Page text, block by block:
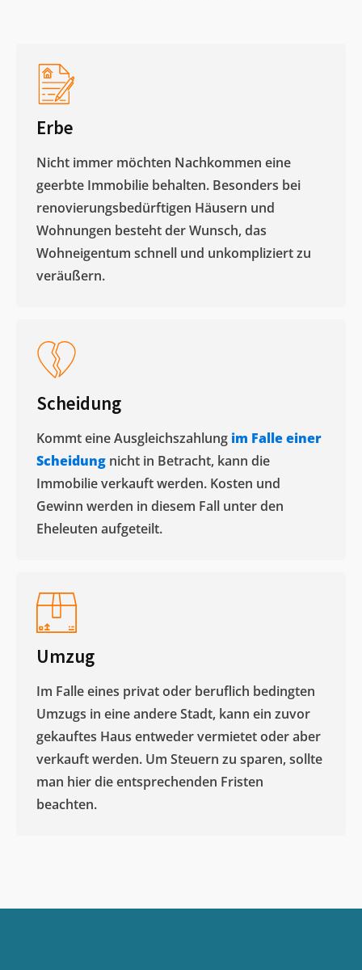
Erbe
Nicht immer möchten Nachkommen eine
geerbte Immobilie behalten. Besonders bei
renovierungsbedürftigen Häusern und
Wohnungen besteht der Wunsch, das
Wohneigentum schnell und unkompliziert zu
veräußern. ​
Scheidung
Kommt eine Ausgleichszahlung im Falle einer
Scheidung nicht in Betracht, kann die
Immobilie verkauft werden. Kosten und
Gewinn werden in diesem Fall unter den
Eheleuten aufgeteilt.​
Umzug
Im Falle eines privat oder beruflich bedingten
Umzugs in eine andere Stadt, kann ein zuvor
gekauftes Haus entweder vermietet oder aber
verkauft werden. Um Steuern zu sparen, sollte
man hier die entsprechenden Fristen
beachten.